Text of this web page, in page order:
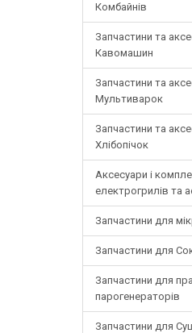
Комбайнів
Запчастини та
Кавомашин
Запчастини та
Мультиварок
Запчастини та
Хлібопічок
Аксесуари і
електрогрилів та
Запчастини для
Запчастини для
Запчастини для
парогенераторів
Запчастини для